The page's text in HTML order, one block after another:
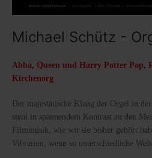
Michael Schütz -
Abba, Queen und Harry Potter Pop,
Kirchenorg
Der majestätische Klang der Orgel in
steht in spannendem Kontrast zu den
Filmmusik, wie wir sie bisher gehört
Vibration, wenn so unterschiedliche